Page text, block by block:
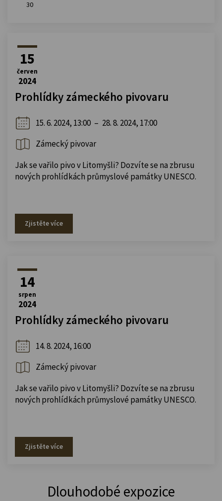
30
15
červen
2024
Prohlídky zámeckého pivovaru
15. 6. 2024, 13:00 – 28. 8. 2024, 17:00
Zámecký pivovar
Jak se vařilo pivo v Litomyšli? Dozvíte se na zbrusu
nových prohlídkách průmyslové památky UNESCO.
Zjistěte více
14
srpen
2024
Prohlídky zámeckého pivovaru
14. 8. 2024, 16:00
Zámecký pivovar
Jak se vařilo pivo v Litomyšli? Dozvíte se na zbrusu
nových prohlídkách průmyslové památky UNESCO.
Zjistěte více
Dlouhodobé expozice